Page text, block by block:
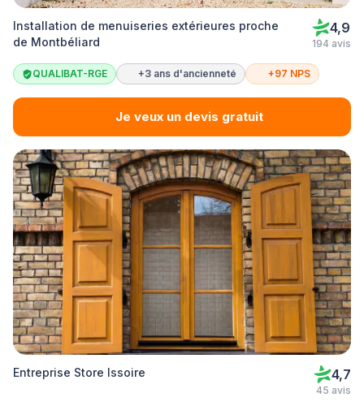
Installation de menuiseries extérieures proche
de Montbéliard
4,9
194 avis
QUALIBAT-RGE +3 ans d'ancienneté +97 NPS
Je veux un devis gratuit
Entreprise Store Issoire 4,7
45 avis